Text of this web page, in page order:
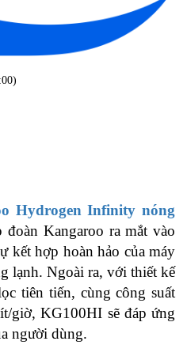
Hydrogen Infinity nóng
Kangaroo ra mắt vào
kết hợp hoàn hảo của máy
lạnh. Ngoài ra, với thiết kế
tiên tiến, cùng công suất
giờ, KG100HI sẽ đáp ứng
người dùng.